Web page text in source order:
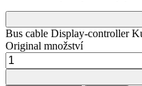
Bus cable Display-controller
Original množství